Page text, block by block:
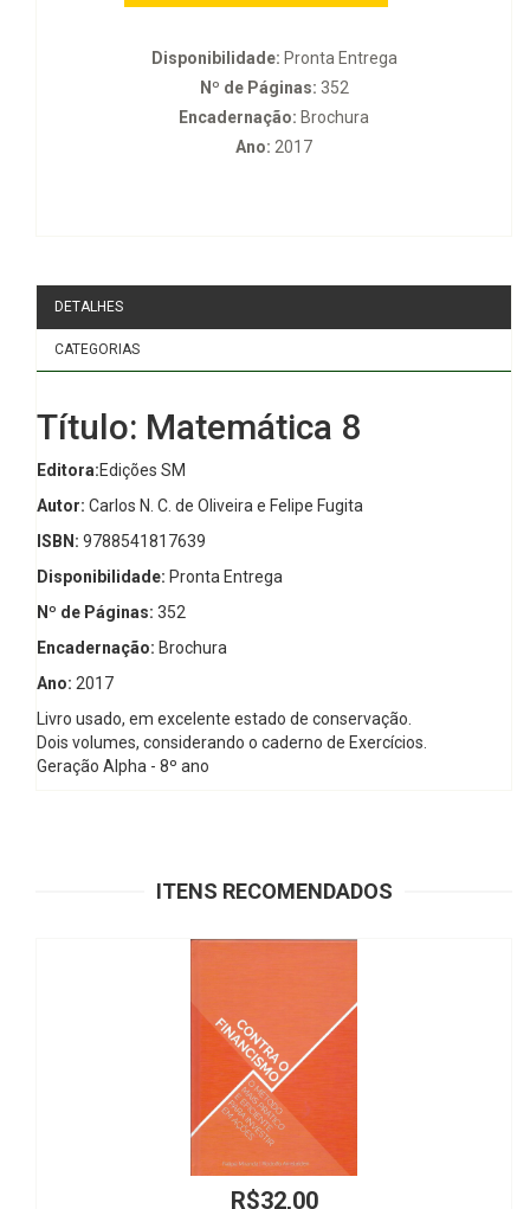
Disponibilidade: Pronta Entrega
Nº de Páginas: 352
Encadernação: Brochura
Ano: 2017
DETALHES
CATEGORIAS
Título: Matemática 8
Editora:Edições SM
Autor: Carlos N. C. de Oliveira e Felipe Fugita
ISBN: 9788541817639
Disponibilidade: Pronta Entrega
Nº de Páginas: 352
Encadernação: Brochura
Ano: 2017
Livro usado, em excelente estado de conservação.
Dois volumes, considerando o caderno de Exercícios.
Geração Alpha - 8º ano
ITENS RECOMENDADOS